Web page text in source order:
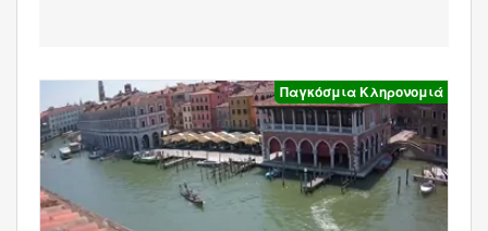
Παγκόσμια Κληρονομιά